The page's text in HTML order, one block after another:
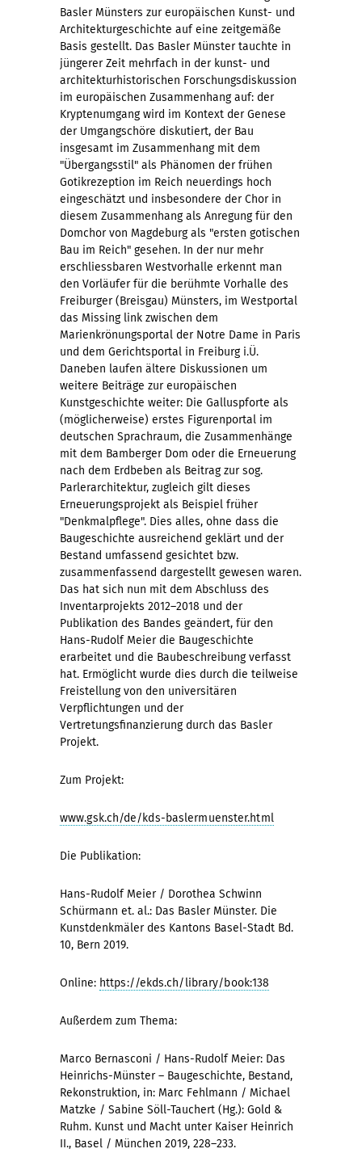
Basler Münsters zur europäischen Kunst- und
Architekturgeschichte auf eine zeitgemäße
Basis gestellt. Das Basler Münster tauchte in
jüngerer Zeit mehrfach in der kunst- und
architekturhistorischen Forschungsdiskussion
im europäischen Zusammenhang auf: der
Kryptenumgang wird im Kontext der Genese
der Umgangschöre diskutiert, der Bau
insgesamt im Zusammenhang mit dem
"Übergangsstil" als Phänomen der frühen
Gotikrezeption im Reich neuerdings hoch
eingeschätzt und insbesondere der Chor in
diesem Zusammenhang als Anregung für den
Domchor von Magdeburg als "ersten gotischen
Bau im Reich" gesehen. In der nur mehr
erschliessbaren Westvorhalle erkennt man
den Vorläufer für die berühmte Vorhalle des
Freiburger (Breisgau) Münsters, im Westportal
das Missing link zwischen dem
Marienkrönungsportal der Notre Dame in Paris
und dem Gerichtsportal in Freiburg i.Ü.
Daneben laufen ältere Diskussionen um
weitere Beiträge zur europäischen
Kunstgeschichte weiter: Die Galluspforte als
(möglicherweise) erstes Figurenportal im
deutschen Sprachraum, die Zusammenhänge
mit dem Bamberger Dom oder die Erneuerung
nach dem Erdbeben als Beitrag zur sog.
Parlerarchitektur, zugleich gilt dieses
Erneuerungsprojekt als Beispiel früher
"Denkmalpflege". Dies alles, ohne dass die
Baugeschichte ausreichend geklärt und der
Bestand umfassend gesichtet bzw.
zusammenfassend dargestellt gewesen waren.
Das hat sich nun mit dem Abschluss des
Inventarprojekts 2012–2018 und der
Publikation des Bandes geändert, für den
Hans-Rudolf Meier die Baugeschichte
erarbeitet und die Baubeschreibung verfasst
hat. Ermöglicht wurde dies durch die teilweise
Freistellung von den universitären
Verpflichtungen und der
Vertretungsfinanzierung durch das Basler
Projekt.
Zum Projekt:
www.gsk.ch/de/kds-baslermuenster.html
Die Publikation:
Hans-Rudolf Meier / Dorothea Schwinn
Schürmann et. al.: Das Basler Münster. Die
Kunstdenkmäler des Kantons Basel-Stadt Bd.
10, Bern 2019.
Online: https://ekds.ch/library/book:138
Außerdem zum Thema:
Marco Bernasconi / Hans-Rudolf Meier: Das
Heinrichs-Münster – Baugeschichte, Bestand,
Rekonstruktion, in: Marc Fehlmann / Michael
Matzke / Sabine Söll-Tauchert (Hg.): Gold &
Ruhm. Kunst und Macht unter Kaiser Heinrich
II., Basel / München 2019, 228–233.